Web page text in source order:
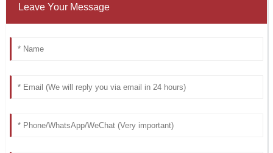
Leave Your Message